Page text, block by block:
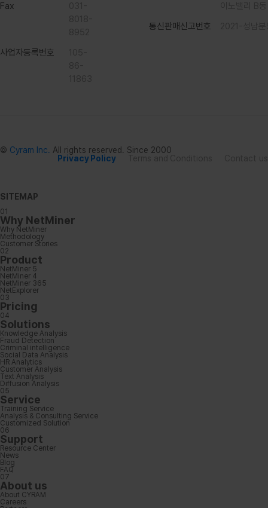
Fax
사업자등록번호
통신판매신고번호
© Cyram Inc. All rights reserved. Since 2000
Privacy Policy
S T E M AP
01
Why NetMiner
W hy N et M iner
M et hod o ogy
Customer Stories
02
Product
N et M iner 5
N et M iner 4
N et M iner 36 5
N et Exp orer
0 3
Pricing
04
Solutions
Know ed ge Ana ysis
Fraud Detection
Crimina inte igence
Socia Data Ana ysis
H R Ana ytics
Customer Ana ysis
Text Ana ysis
Diffusion Ana ysis
0 5
Service
Training Service
Ana ysis & Consu ting Service
Customized So ution
06
Support
Resource Center
N ews
B og
FAQ
07
About us
A bout CYRA M
Careers